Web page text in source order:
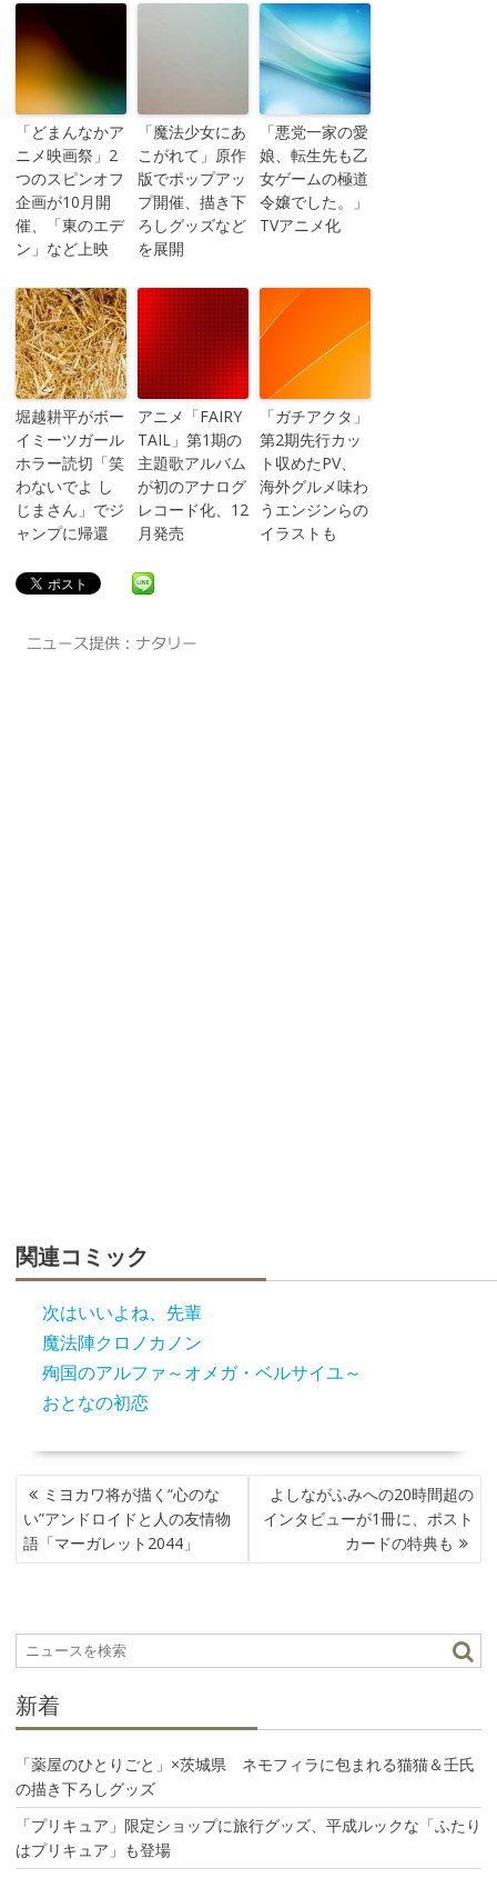
「どまんなかア
ニメ映画祭」2
つのスピンオフ
企画が10月開
催、「東のエデ
ン」など上映
「魔法少女にあ
こがれて」原作
版でポップアッ
プ開催、描き下
ろしグッズなど
を展開
「悪党一家の愛
娘、転生先も乙
女ゲームの極道
令嬢でした。」
TVアニメ化
堀越耕平がボー
イミーツガール
ホラー読切「笑
わないでよ し
じまさん」でジ
ャンプに帰還
アニメ「FAIRY
TAIL」第1期の
主題歌アルバム
が初のアナログ
レコード化、12
月発売
「ガチアクタ」
第2期先行カッ
ト収めたPV、
海外グルメ味わ
うエンジンらの
イラストも
関連コミック
次はいいよね、先輩
魔法陣クロノカノン
殉国のアルファ～オメガ・ベルサイユ～
おとなの初恋
投
稿
ナ
ビ
シ
ョ
ミヨカワ将が描く“心のな
い”アンドロイドと人の友情物
語「マーガレット2044」
よしながふみへの20時間超の
インタビューが1冊に、ポスト
カードの特典も
新着
「薬屋のひとりごと」×茨城県 ネモフィラに包まれる猫猫＆壬氏
の描き下ろしグッズ
「プリキュア」限定ショップに旅行グッズ、平成ルックな「ふたり
はプリキュア」も登場